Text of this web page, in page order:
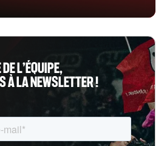
L’ÉQUIPE,
À LA NEWSLETTER !